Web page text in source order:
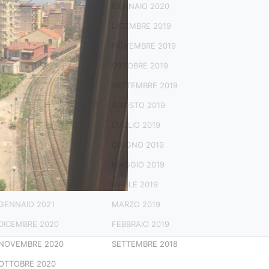
2022
2022
2022
2021
2021
2021
2021
2021
2021
2021
2021
2020
2020
2020
GENNAIO 2020
DICEMBRE 2019
NOVEMBRE 2019
OTTOBRE 2019
SETTEMBRE 2019
AGOSTO 2019
LUGLIO 2019
GIUGNO 2019
MAGGIO 2019
APRILE 2019
MARZO 2019
FEBBRAIO 2019
SETTEMBRE 2018